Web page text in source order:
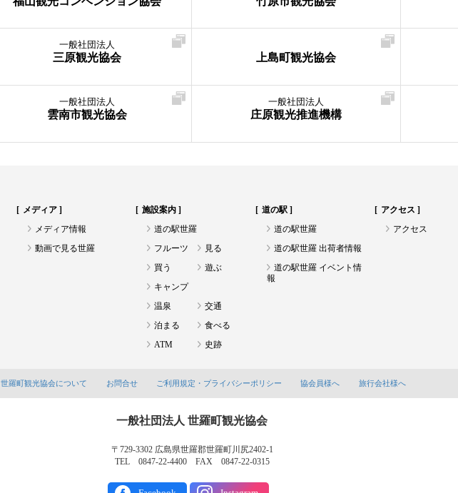
一般社団法人
三原観光協会 上島町観光協会
一般社団法人
雲南市観光協会
一般社団法人
庄原観光推進機構
メディア
メディア情報
動画で見る世羅
施設案内
道の駅世羅
フルーツ
見る
買う
遊ぶ
キャンプ
温泉
交通
泊まる
食べる
ATM
史跡
道の駅
道の駅世羅
道の駅世羅 出荷者情報
道の駅世羅 イベント情
報
アクセス
アクセス
世羅町観光協会について お問合せ ご利用規定・プライバシーポリシー 協会員様へ 旅行会社様へ
一般社団法人 世羅町観光協会
〒729-3302 広島県世羅郡世羅町川尻2402-1
TEL 0847-22-4400 FAX 0847-22-0315